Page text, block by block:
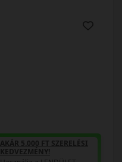
AKÁR 5.000 FT SZERELÉSI
KEDVEZMÉNY!